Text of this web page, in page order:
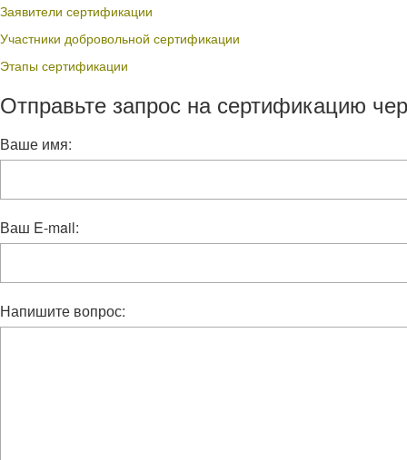
Заявители сертификации
Участники добровольной сертификации
Этапы сертификации
Отправьте запрос на сертификацию
Ваше имя:
Ваш E-mail:
Напишите вопрос: